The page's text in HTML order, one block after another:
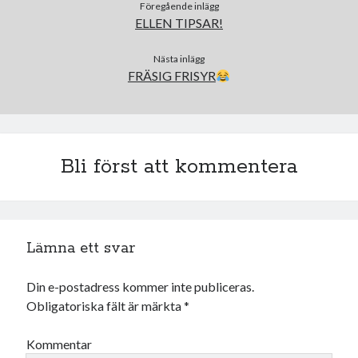
juni 2024
april 2024
mars 2024
november 2023
september 2023
augusti 2023
juni 2023
Föregående inlägg
ELLEN TIPSAR!
Nästa inlägg
FRÄSIG FRISYR
Bli först att kommentera
Lämna ett svar
Din e-postadress kommer inte publiceras.
Obligatoriska fält är märkta*
Kommentar